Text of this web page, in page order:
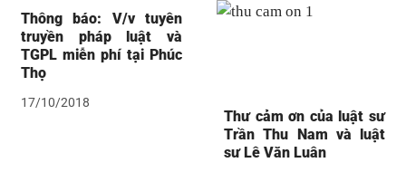
Thông báo: V/v tuyên
truyền pháp luật và
TGPL miễn phí tại Phúc
Thọ
17/10/2018
Thư cảm ơn của luật sư
Trần Thu Nam và luật
sư Lê Văn Luân